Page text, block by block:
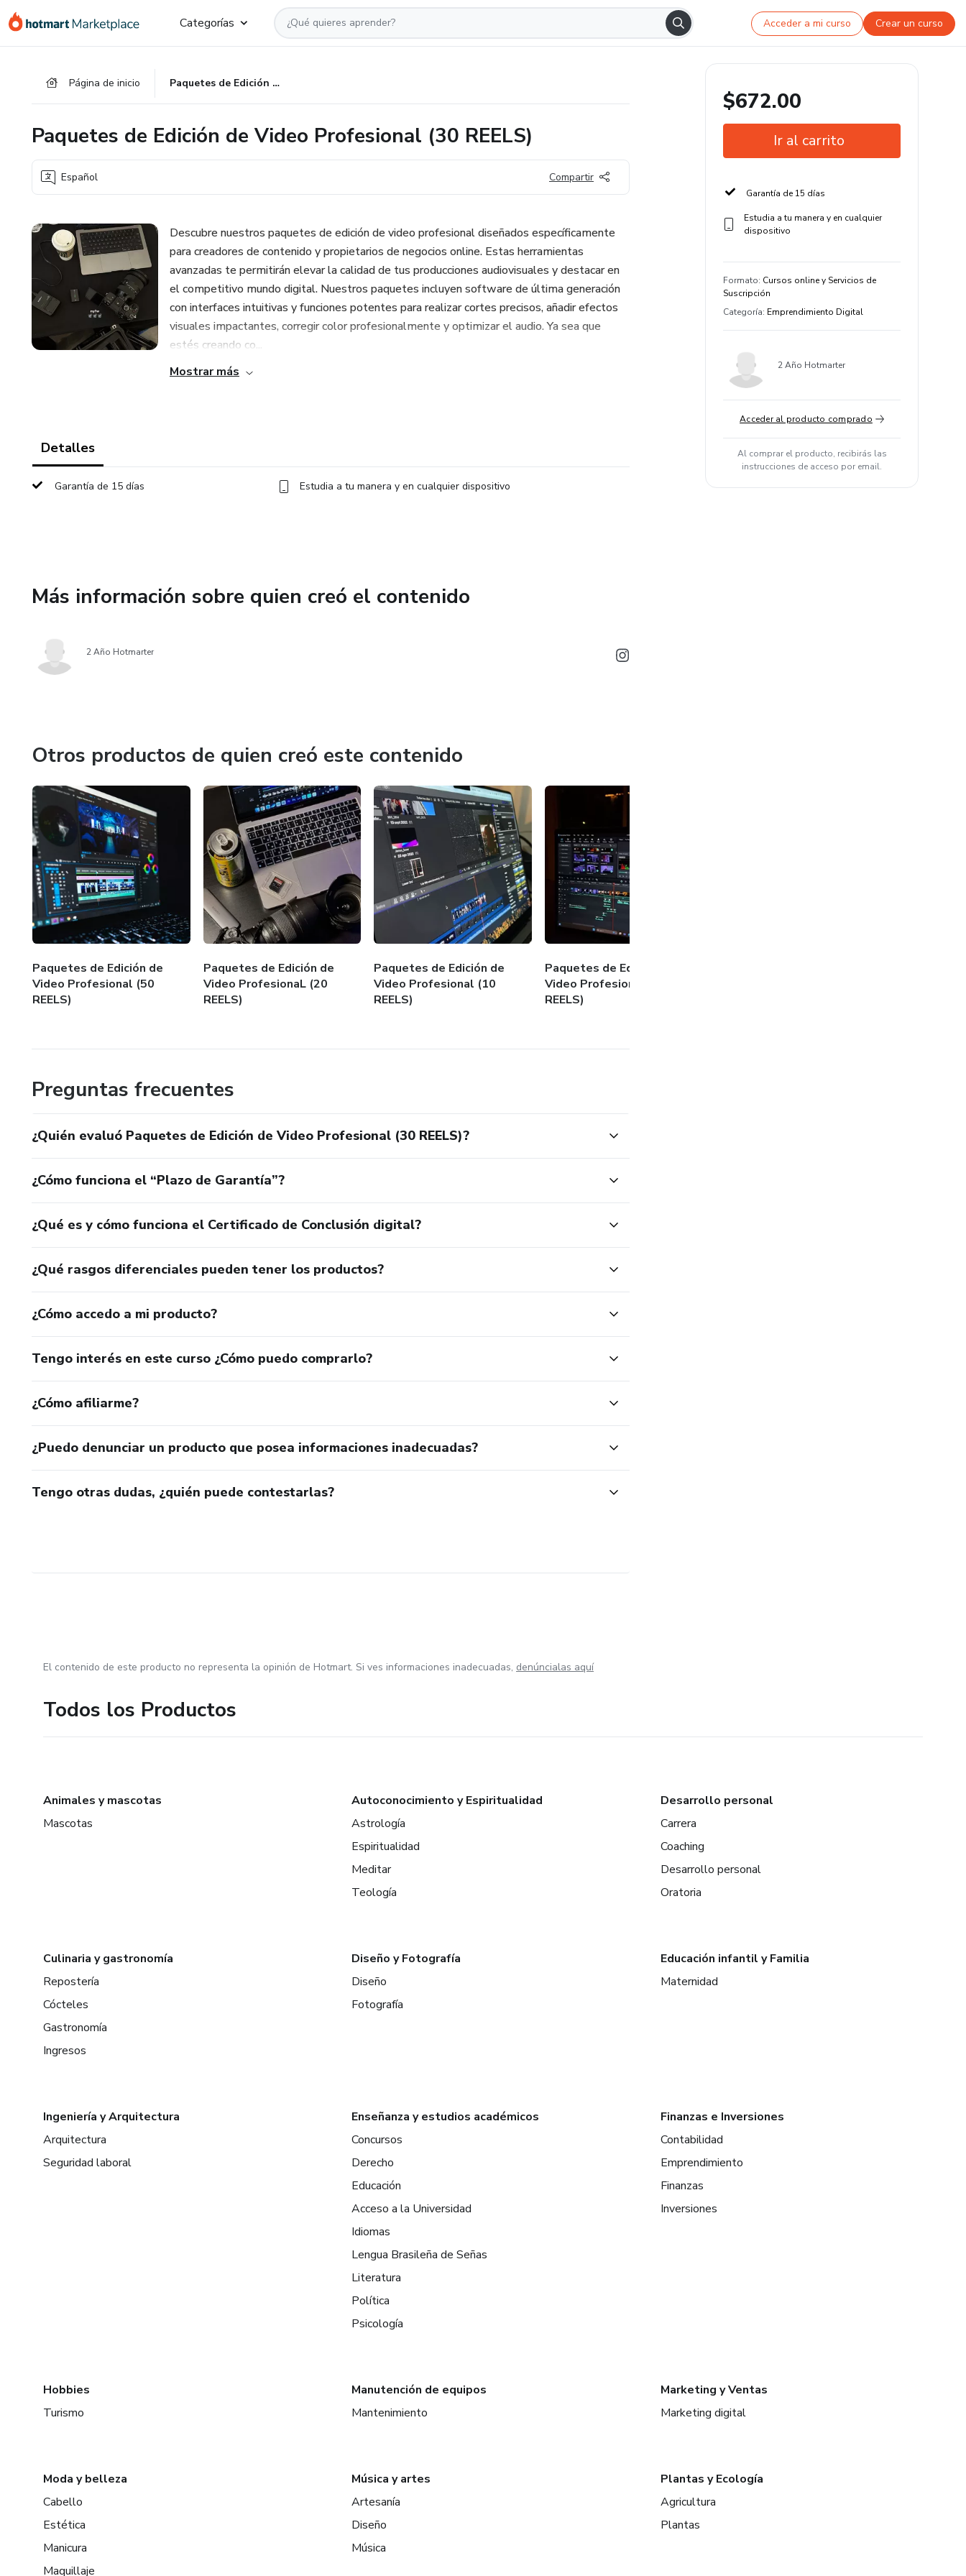
Categorías Acceder a mi curso Crear un curso
Página de inicio Paquetes de Edición de Video Profesional (30 REELS)
Paquetes de Edición de Video Profesional (30 REELS)
Español Compartir
Descubre nuestros paquetes de edición de video profesional diseñados específicamente
para creadores de contenido y propietarios de negocios online. Estas herramientas
avanzadas te permitirán elevar la calidad de tus producciones audiovisuales y destacar en
el competitivo mundo digital. Nuestros paquetes incluyen software de última generación
con interfaces intuitivas y funciones potentes para realizar cortes precisos, añadir efectos
visuales impactantes, corregir color profesionalmente y optimizar el audio. Ya sea que
estés creando co...
Mostrar más
Detalles
Garantía de 15 días Estudia a tu manera y en cualquier dispositivo
Más información sobre quien creó el contenido
2 Año Hotmarter
Otros productos de quien creó este contenido
Paquetes de Edición de
Video Profesional (50
REELS)
Paquetes de Edición de
Video ProfesionaL (20
REELS)
Paquetes de Edición de
Video Profesional (10
REELS)
Paquetes de Edición de
Video Profesional (15
REELS)
Preguntas frecuentes
¿Quién evaluó Paquetes de Edición de Video Profesional (30 REELS)?
¿Cómo funciona el “Plazo de Garantía”?
¿Qué es y cómo funciona el Certificado de Conclusión digital?
¿Qué rasgos diferenciales pueden tener los productos?
¿Cómo accedo a mi producto?
Tengo interés en este curso ¿Cómo puedo comprarlo?
¿Cómo afiliarme?
¿Puedo denunciar un producto que posea informaciones inadecuadas?
Tengo otras dudas, ¿quién puede contestarlas?
$672.00
Ir al carrito
Garantía de 15 días
Estudia a tu manera y en cualquier
dispositivo
Formato: Cursos online y Servicios de
Suscripción
Categoría: Emprendimiento Digital
2 Año Hotmarter
Acceder al producto comprado
Al comprar el producto, recibirás las
instrucciones de acceso por email.
El contenido de este producto no representa la opinión de Hotmart. Si ves informaciones inadecuadas, denúncialas aquí
Todos los Productos
Animales y mascotas
Mascotas
Autoconocimiento y Espiritualidad
Astrología
Espiritualidad
Meditar
Teología
Desarrollo personal
Carrera
Coaching
Desarrollo personal
Oratoria
Culinaria y gastronomía
Repostería
Cócteles
Gastronomía
Ingresos
Diseño y Fotografía
Diseño
Fotografía
Educación infantil y Familia
Maternidad
Ingeniería y Arquitectura
Arquitectura
Seguridad laboral
Enseñanza y estudios académicos
Concursos
Derecho
Educación
Acceso a la Universidad
Idiomas
Lengua Brasileña de Señas
Literatura
Política
Psicología
Finanzas e Inversiones
Contabilidad
Emprendimiento
Finanzas
Inversiones
Hobbies
Turismo
Manutención de equipos
Mantenimiento
Marketing y Ventas
Marketing digital
Moda y belleza
Cabello
Estética
Manicura
Maquillaje
Música y artes
Artesanía
Diseño
Música
Plantas y Ecología
Agricultura
Plantas